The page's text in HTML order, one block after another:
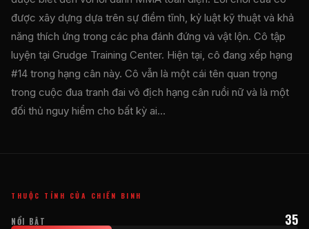
được xây dựng dựa trên sự điềm tĩnh, kỷ luật kỹ thuật và khả
năng thích ứng trong các pha đánh đứng và vật lộn. Cô tập
luyện tại Grudge Training Center. Hiện tại, cô đang xếp hạng
#14 trong hạng cân này. Cô vẫn là một cái tên quan trọng
trong cuộc đua tranh đai vô địch hạng cân ruồi nữ và là một
đối thủ nguy hiểm cho bất kỳ ai…
THUỘC TÍNH CỦA CHIẾN BINH
NỔI BẬT 35